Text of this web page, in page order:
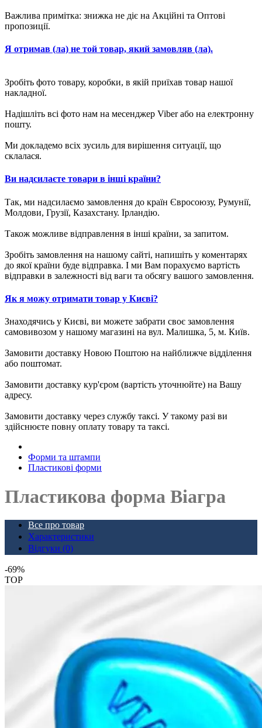
Важлива примітка: знижка не діє на Акційні та Оптові
пропозиції.
Я отримав (ла) не той товар, який замовляв (ла).
Зробіть фото товару, коробки, в якій приїхав товар нашої
накладної.
Надішліть всі фото нам на месенджер Viber або на електронну
пошту.
Ми докладемо всіх зусиль для вирішення ситуації, що
склалася.
Ви надсилаєте товари в інші країни?
Так, ми надсилаємо замовлення до країн Євросоюзу, Румунії,
Молдови, Грузії, Казахстану. Ірландію.
Також можливе відправлення в інші країни, за запитом.
Зробіть замовлення на нашому сайті, напишіть у коментарях
до якої країни буде відправка. І ми Вам порахуємо вартість
відправки в залежності від ваги та обсягу вашого замовлення.
Як я можу отримати товар у Києві?
Знаходячись у Києві, ви можете забрати своє замовлення
самовивозом у нашому магазині на вул. Малишка, 5, м. Київ.
Замовити доставку Новою Поштою на найближче відділення
або поштомат.
Замовити доставку кур'єром (вартість уточнюйте) на Вашу
адресу.
Замовити доставку через службу таксі. У такому разі ви
здійснюєте повну оплату товару та таксі.
Форми та штампи
Пластикові форми
Пластикова форма Віагра
Все про товар
Характеристики
Відгуки (0)
-69%
TOP